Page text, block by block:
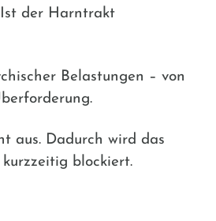
Ist der Harntrakt
Belastungen – von
aus. Dadurch wird das
blockiert.